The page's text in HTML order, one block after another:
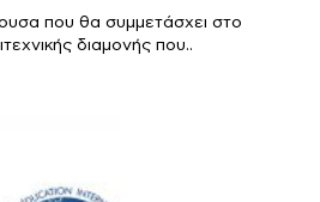
που θα συμμετάσχει στο
διαμονής που..